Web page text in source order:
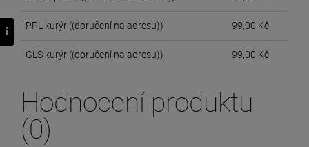
PPL kurýr ((doručení na adresu)) 99,00 Kč
GLS kurýr ((doručení na adresu)) 99,00 Kč
Hodnocení produktu
(0)